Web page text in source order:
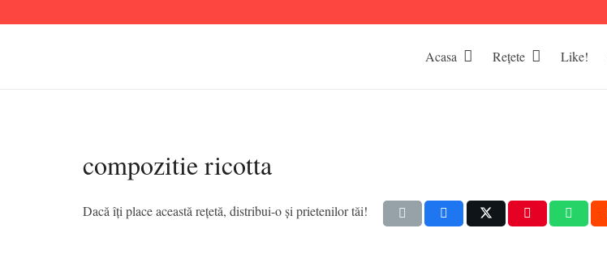
Acasa Rețete Like!
compozitie ricotta
Dacă îți place această rețetă, distribui-o și prietenilor tăi!